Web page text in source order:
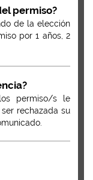
permiso?
de la elección
por 1 años, 2
permiso/s le
rechazada su